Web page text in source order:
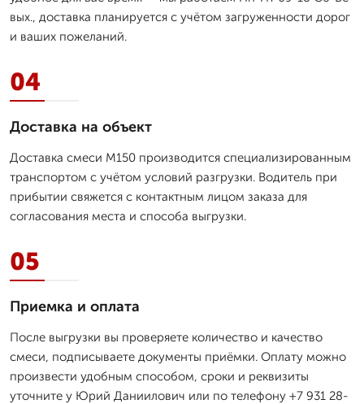
вых., доставка планируется с учётом загруженности дорог
и ваших пожеланий.
04
Доставка на объект
Доставка смеси М150 производится специализированным
транспортом с учётом условий разгрузки. Водитель при
прибытии свяжется с контактным лицом заказа для
согласования места и способа выгрузки.
05
Приемка и оплата
После выгрузки вы проверяете количество и качество
смеси, подписываете документы приёмки. Оплату можно
произвести удобным способом, сроки и реквизиты
уточните у Юрий Даниилович или по телефону +7 931 28-